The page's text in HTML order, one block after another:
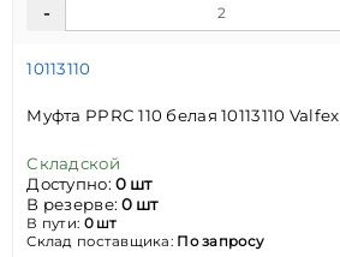
10113110
Муфта PPRC 110 белая 10113110 Valfex
Складской
Доступно:0 шт
В резерве:0 шт
В пути: 0 шт
Склад поставщика: По запросу